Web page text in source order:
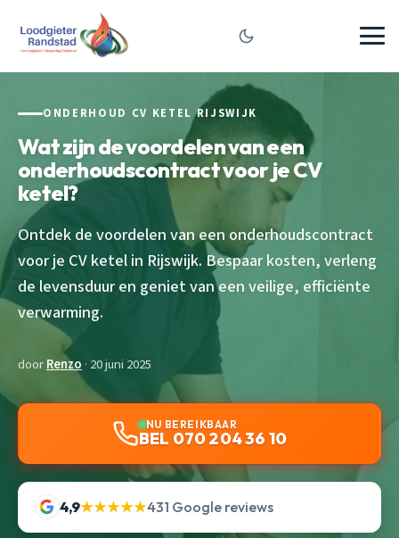
ONDERHOUD CV KETEL RIJSWIJK
Wat zijn de voordelen van een
onderhoudscontract voor je CV
ketel?
Ontdek de voordelen van een onderhoudscontract
voor je CV ketel in Rijswijk. Bespaar kosten, verleng
de levensduur en geniet van een veilige, efficiënte
verwarming.
doorRenzo · 20 juni 2025
NU BEREIKBAAR
BEL 070 204 36 10
4,9★★★★★431 Google reviews